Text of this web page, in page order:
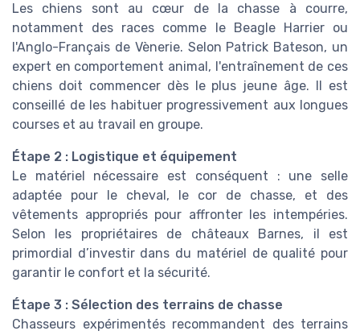
Les chiens sont au cœur de la chasse à courre,
notamment des races comme le Beagle Harrier ou
l'Anglo-Français de Vènerie. Selon Patrick Bateson, un
expert en comportement animal, l'entraînement de ces
chiens doit commencer dès le plus jeune âge. Il est
conseillé de les habituer progressivement aux longues
courses et au travail en groupe.
Étape 2 : Logistique et équipement
Le matériel nécessaire est conséquent : une selle
adaptée pour le cheval, le cor de chasse, et des
vêtements appropriés pour affronter les intempéries.
Selon les propriétaires de châteaux Barnes, il est
primordial d’investir dans du matériel de qualité pour
garantir le confort et la sécurité.
Étape 3 : Sélection des terrains de chasse
Chasseurs expérimentés recommandent des terrains